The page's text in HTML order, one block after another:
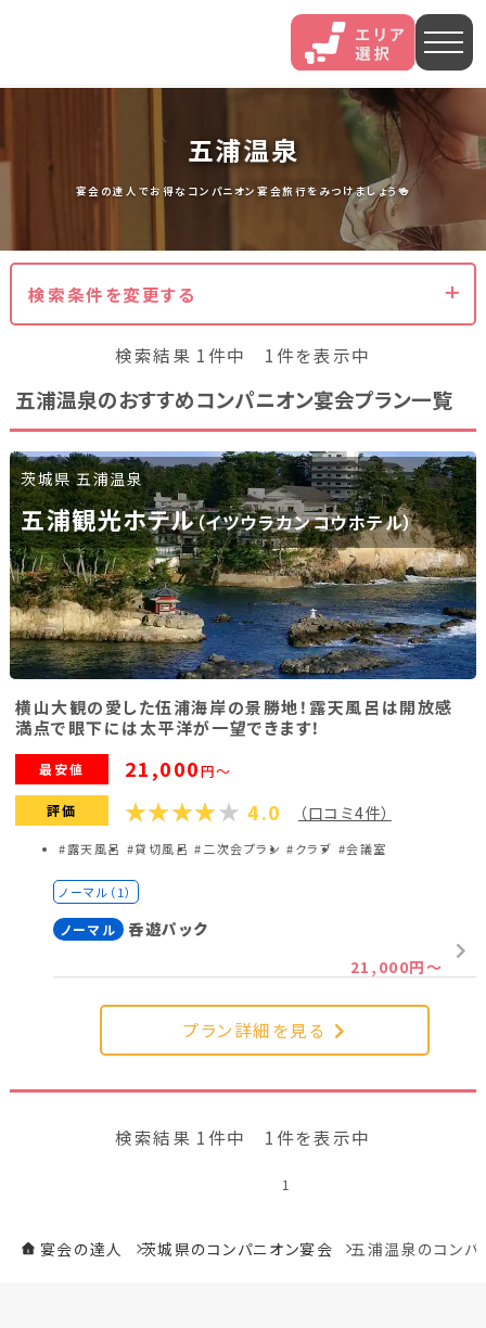
石和 伊香保 熱海
鬼怒川
いわき湯本 越後湯沢
あわら 菊池
北海道・東北
北海道(13) 岩手県(3) 山形県(3)
宮城県(8)
福島県(26)
関東
栃木県(17) 群馬県(25)
茨城県(4)
埼玉県(1)
東京都(9)
千葉県(14)
神奈川県(14)
東海
静岡県(44) 愛知県(15)
岐阜県(5)
三重県(9)
新潟県(13) 山梨県(19)
長野県(14)
石川県(7)
福井県(3)
五浦温泉
宴会の達人でお得なコンパニオン宴会旅行をみつけましょう🍻
検索条件を変更する
検索結果 1件中 1件を表示中
五浦温泉のおすすめコンパニオン宴会プラン一覧
茨城県 五浦温泉
五浦観光ホテル（イツウラカンコウホテル）
横山大観の愛した伍浦海岸の景勝地！露天風呂は開放感
満点で眼下には太平洋が一望できます！
最安値 21,000円～
評価 4.0 （口コミ4件）
#露天風呂 #貸切風呂 #二次会プラン #クラブ #会議室
ノーマル（1）
ノーマル
呑遊パック
21,000円～
プラン詳細を見る
検索結果 1件中 1件を表示中
1
宴会の達人 茨城県のコンパニオン宴会 五浦温泉のコンパ